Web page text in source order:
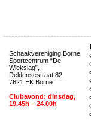
Schaakvereniging Borne
Sportcentrum “De
Wiekslag”,
Deldensestraat 82,
7621 EK Borne
Clubavond: dinsdag,
19.45h – 24.00h